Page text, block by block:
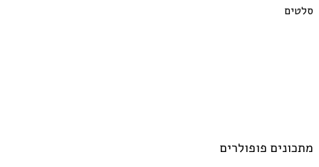
סלטים
מתכונים פופולרים